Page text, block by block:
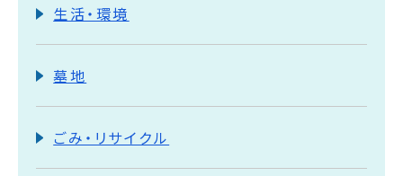
生活・環境
墓地
ごみ・リサイクル